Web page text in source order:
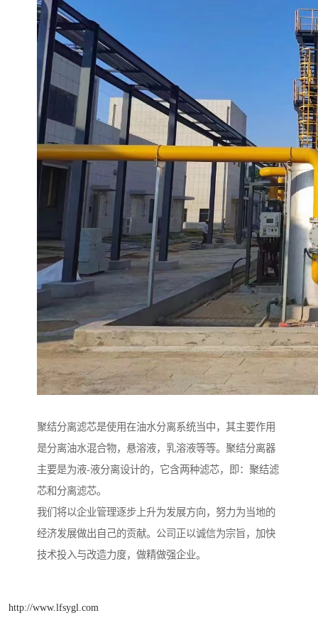
聚结分离滤芯是使用在油水分离系统当中，其主要作用
是分离油水混合物，悬溶液，乳溶液等等。聚结分离器
主要是为液-液分离设计的，它含两种滤芯，即：聚结滤
芯和分离滤芯。
我们将以企业管理逐步上升为发展方向，努力为当地的
经济发展做出自己的贡献。公司正以诚信为宗旨，加快
技术投入与改造力度，做精做强企业。
http://www.lfsygl.com